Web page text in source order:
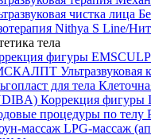
чистка лица
Nithya S Line/
тела
фигуры
Ультразвуковая
для тела
Коррекция фигуры
процедуры по телу
массаж LPG-массаж